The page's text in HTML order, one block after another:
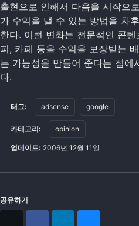
출현으로 인해서 다음을 시작으
가 수익을 낼 수 있는 방법을 차
한다. 이런 변화는 전문적인 콘
피, 카페 등을 수익을 보장받는
는 가능성을 만들어 준다는 점에
다.
태그: adsense google
카테고리: opinion
업데이트: 2006년 12월 11일
공유하기